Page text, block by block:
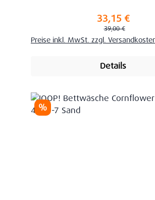
33,15 €
Regulärer Preis:
39,00 €
Preise inkl. MwSt. zzgl.
Details
Rabatt
%